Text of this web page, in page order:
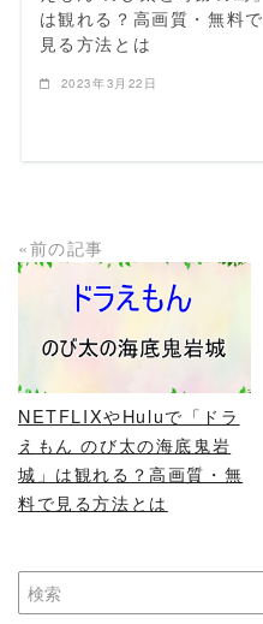
は観れる？高画質・無料で
見る方法とは
2023年3月22日
«前の記事
NETFLIXやHuluで「ドラ
えもん のび太の海底鬼岩
城」は観れる？高画質・無
料で見る方法とは